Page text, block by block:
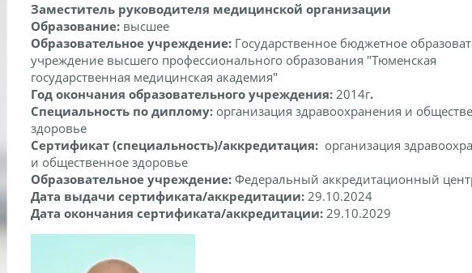
Заместитель руководителя медицинской организации
Образование: высшее
Образовательное учреждение: Государственное бюджетное
учреждение высшего профессионального образования "Тюменская
государственная медицинская академия"
Год окончания образовательного учреждения: 2014г.
Специальность по диплому: организация здравоохранения и
здоровье
Сертификат (специальность)/аккредитация: организация
и общественное здоровье
Образовательное учреждение: Федеральный аккредитационный
Дата выдачи сертификата/аккредитации: 29.10.2024
Дата окончания сертификата/аккредитации: 29.10.2029